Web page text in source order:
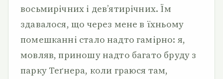
восьмирічних і дев’ятирічних. Їм
здавалося, що через мене в їхньому
помешканні стало надто гамірно: я,
мовляв, приношу надто багато бруду з
парку Теґнера, коли граюся там,